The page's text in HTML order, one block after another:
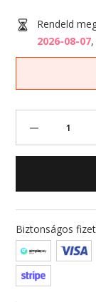
Rendeld
2026-08-07,
Biztonságos